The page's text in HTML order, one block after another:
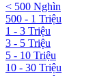
< 500 Nghìn
500 - 1 Triệu
1 - 3 Triệu
3 - 5 Triệu
5 - 10 Triệu
10 - 30 Triệu